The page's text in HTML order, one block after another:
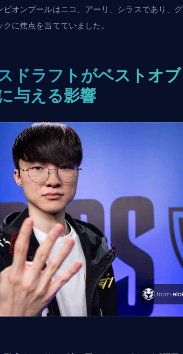
ピオンプールはニコ、アーリ、シラスであり、グ
に焦点を当てていました。
ドラフトがベストオブ
与える影響